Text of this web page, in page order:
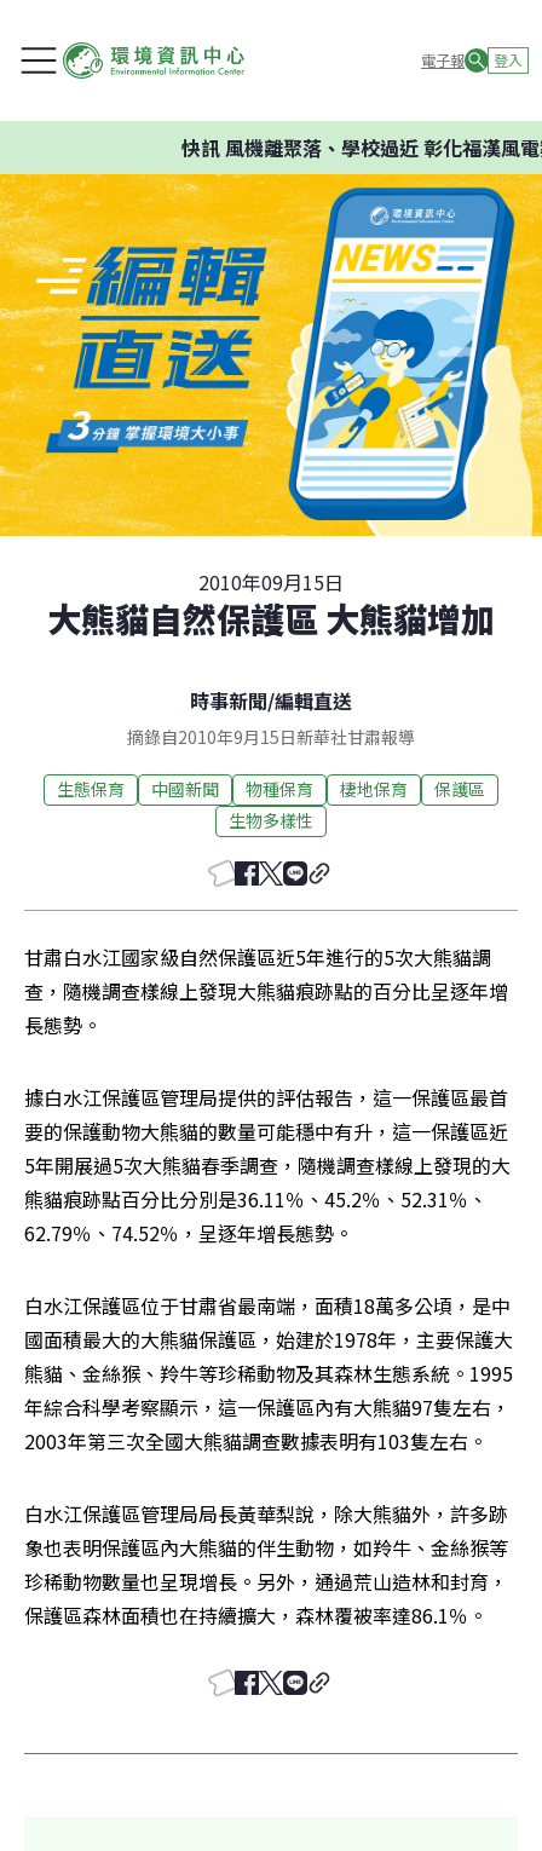
電子報 登入
快訊風機離聚落、學校過近 彰化福漢風電
2010年09月15日
大熊貓自然保護區 大熊貓增加
時事新聞/編輯直送
摘錄自2010年9月15日新華社甘肅報導
生態保育 中國新聞 物種保育 棲地保育
保護區
生物多樣性
甘肅白水江國家級自然保護區近5年進行的5次大熊貓調
查，隨機調查樣線上發現大熊貓痕跡點的百分比呈逐年增
長態勢。
據白水江保護區管理局提供的評估報告，這一保護區最首
要的保護動物大熊貓的數量可能穩中有升，這一保護區近
5年開展過5次大熊貓春季調查，隨機調查樣線上發現的大
熊貓痕跡點百分比分別是36.11％、45.2％、52.31％、
62.79％、74.52％，呈逐年增長態勢。
白水江保護區位于甘肅省最南端，面積18萬多公頃，是中
國面積最大的大熊貓保護區，始建於1978年，主要保護大
熊貓、金絲猴、羚牛等珍稀動物及其森林生態系統。1995
年綜合科學考察顯示，這一保護區內有大熊貓97隻左右，
2003年第三次全國大熊貓調查數據表明有103隻左右。
白水江保護區管理局局長黃華梨說，除大熊貓外，許多跡
象也表明保護區內大熊貓的伴生動物，如羚牛、金絲猴等
珍稀動物數量也呈現增長。另外，通過荒山造林和封育，
保護區森林面積也在持續擴大，森林覆被率達86.1％。